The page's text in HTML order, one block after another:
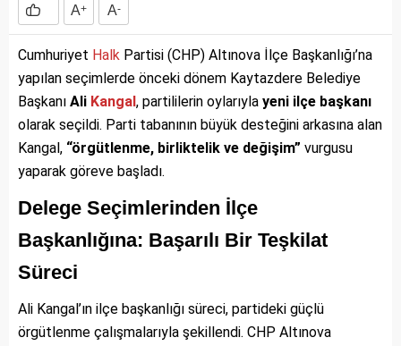
A+ A-
Cumhuriyet Halk Partisi (CHP) Altınova İlçe Başkanlığı’na
yapılan seçimlerde önceki dönem Kaytazdere Belediye
Başkanı Ali Kangal , partililerin oylarıyla yeni ilçe başkanı
olarak seçildi. Parti tabanının büyük desteğini arkasına alan
Kangal, “örgütlenme, birliktelik ve değişim” vurgusu
yaparak göreve başladı.
Delege Seçimlerinden İlçe
Başkanlığına: Başarılı Bir Teşkilat
Süreci
Ali Kangal’ın ilçe başkanlığı süreci, partideki güçlü
örgütlenme çalışmalarıyla şekillendi. CHP Altınova